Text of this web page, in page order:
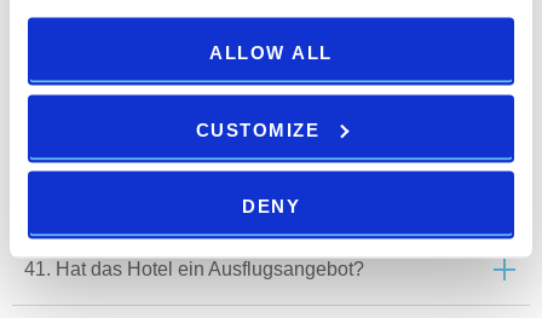
ALLOW ALL
CUSTOMIZE
DENY
38. Bieten Sie Flughafentransfers an?
39. Gibt es ein Animationsprogramm im Hotel?
40. Bieten Sie einen Wäscheservice an?
41. Hat das Hotel ein Ausflugsangebot?